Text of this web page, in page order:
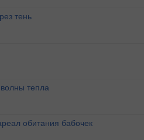
тень
тепла
обитания бабочек